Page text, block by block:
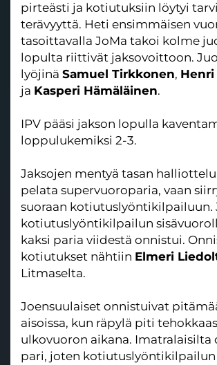
pirteästi ja kotiutuksiin löytyi
terävyyttä. Heti ensimmäisen
tasoittavalla JoMa takoi kolme
lopulta riittivät jaksovoittoon.
lyöjinä Samuel Tirkkonen,
ja Kasperi Hämäläinen.
IPV pääsi jakson lopulla
loppulukemiksi 2-3.
Jaksojen mentyä tasan
pelata supervuoroparia, vaan
suoraan kotiutuslyöntikilpailuun.
kotiutuslyöntikilpailun
kaksi paria viidestä onnistui.
kotiutukset nähtiin Elmeri
Litmaselta.
Joensuulaiset onnistuivat
aisoissa, kun räpylä piti
ulkovuoron aikana. Imatralaisilta
pari, joten